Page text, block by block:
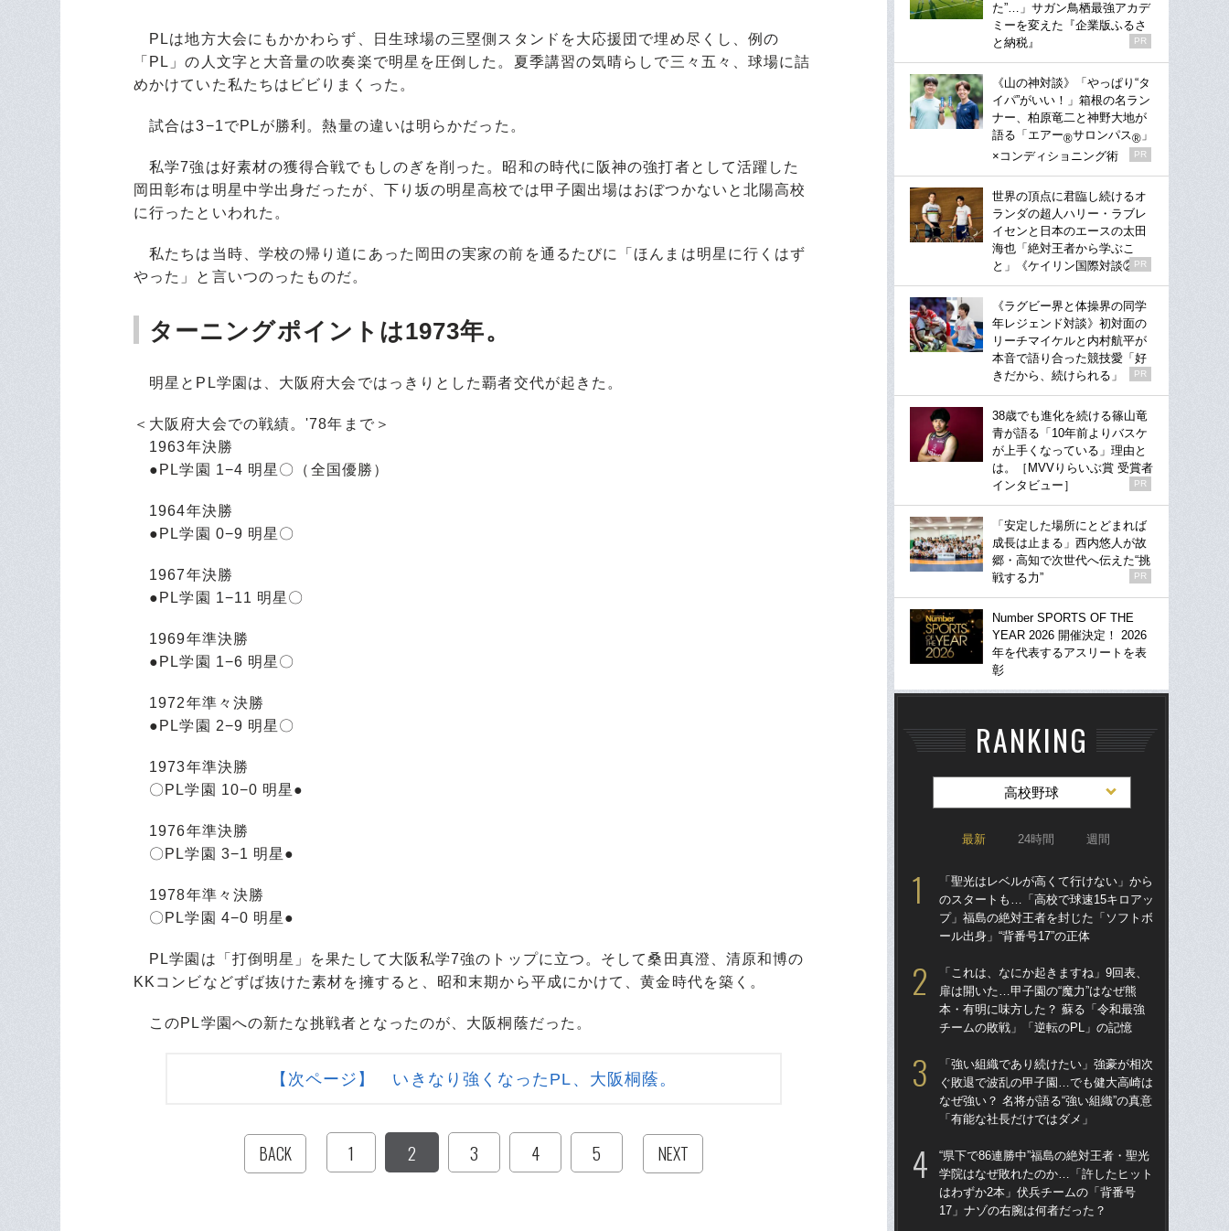
PLは地方大会にもかかわらず、日生球場の三塁側スタンドを大応援団で埋め尽くし、例の
「PL」の人文字と大音量の吹奏楽で明星を圧倒した。夏季講習の気晴らしで三々五々、球場に詰
めかけていた私たちはビビりまくった。
試合は3−1でPLが勝利。熱量の違いは明らかだった。
私学7強は好素材の獲得合戦でもしのぎを削った。昭和の時代に阪神の強打者として活躍した
岡田彰布は明星中学出身だったが、下り坂の明星高校では甲子園出場はおぼつかないと北陽高校
に行ったといわれた。
私たちは当時、学校の帰り道にあった岡田の実家の前を通るたびに「ほんまは明星に行くはず
やった」と言いつのったものだ。
ターニングポイントは1973年。
明星とPL学園は、大阪府大会ではっきりとした覇者交代が起きた。
＜大阪府大会での戦績。'78年まで＞
1963年決勝
●PL学園 1−4 明星〇（全国優勝）
1964年決勝
●PL学園 0−9 明星〇
1967年決勝
●PL学園 1−11 明星〇
1969年準決勝
●PL学園 1−6 明星〇
1972年準々決勝
●PL学園 2−9 明星〇
1973年準決勝
〇PL学園 10−0 明星●
1976年準決勝
〇PL学園 3−1 明星●
1978年準々決勝
〇PL学園 4−0 明星●
PL学園は「打倒明星」を果たして大阪私学7強のトップに立つ。そして桑田真澄、清原和博の
KKコンビなどずば抜けた素材を擁すると、昭和末期から平成にかけて、黄金時代を築く。
このPL学園への新たな挑戦者となったのが、大阪桐蔭だった。
【次ページ】 いきなり強くなったPL、大阪桐蔭。
BACK 1 2 3 4 5 NEXT
た”…」サガン鳥栖最強アカデ
ミーを変えた『企業版ふるさ
と納税』
PR
《山の神対談》「やっぱり“タ
イパ”がいい！」箱根の名ラン
ナー、柏原竜二と神野大地が
語る「エアー®サロンパス® 」
×コンディショニング術
PR
世界の頂点に君臨し続けるオ
ランダの超人ハリー・ラブレ
イセンと日本のエースの太田
海也「絶対王者から学ぶこ
と」《ケイリン国際対談②》
PR
《ラグビー界と体操界の同学
年レジェンド対談》初対面の
リーチマイケルと内村航平が
本音で語り合った競技愛「好
きだから、続けられる」
PR
38歳でも進化を続ける篠山竜
青が語る「10年前よりバスケ
が上手くなっている」理由と
は。［MVVりらいぶ賞 受賞者
インタビュー］
PR
「安定した場所にとどまれば
成長は止まる」西内悠人が故
郷・高知で次世代へ伝えた“挑
戦する力”
PR
Number SPORTS OF THE
YEAR 2026 開催決定！ 2026
年を代表するアスリートを表
彰
RANKING
高校野球
最新 24時間 週間
「聖光はレベルが高くて行けない」から
のスタートも…「高校で球速15キロアッ
プ」福島の絶対王者を封じた「ソフトボ
ール出身」“背番号17”の正体
「これは、なにか起きますね」9回表、
扉は開いた…甲子園の“魔力”はなぜ熊
本・有明に味方した？ 蘇る「令和最強
チームの敗戦」「逆転のPL」の記憶
「強い組織であり続けたい」強豪が相次
ぐ敗退で波乱の甲子園…でも健大高崎は
なぜ強い？ 名将が語る“強い組織”の真意
「有能な社長だけではダメ」
“県下で86連勝中”福島の絶対王者・聖光
学院はなぜ敗れたのか…「許したヒット
はわずか2本」伏兵チームの「背番号
17」ナゾの右腕は何者だった？